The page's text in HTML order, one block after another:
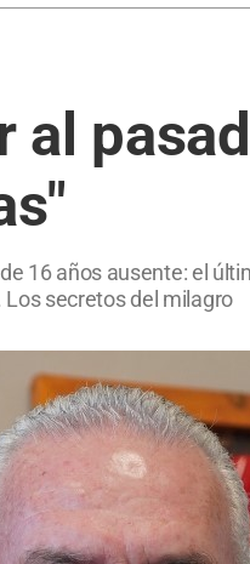
al
16 años ausente: el
Los secretos del milagro